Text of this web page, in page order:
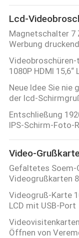
ÜBER
UNS
FABRIK-
AUSFLUG
TRETEN
SIE
MIT
UNS
IN
Lcd-
Magnetschalter 7
Werbung druckend
1080P HDMI 15,6“
Neue Idee Sie nie
der lcd-
Entschließung
IPS-Schirm-Foto-
Video-
Gefaltetes
Videogrußkarten
Videogruß-Karte
LCD mit USB-Port
Öffnen von